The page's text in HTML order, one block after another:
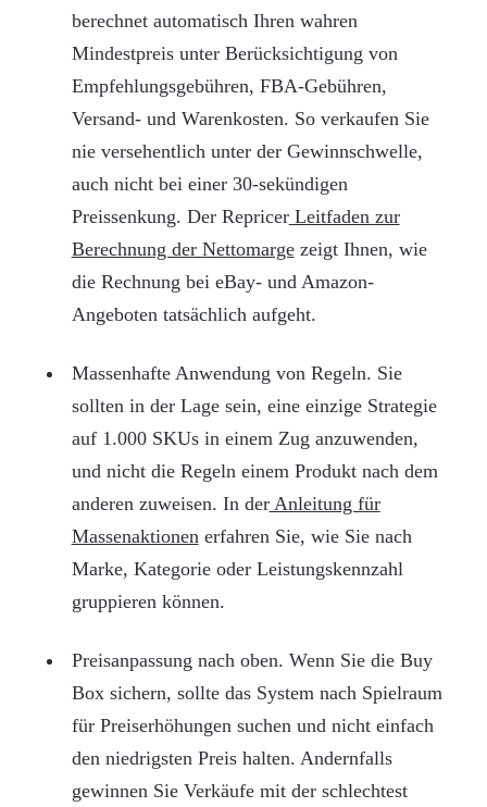
berechnet automatisch Ihren wahren
Mindestpreis unter Berücksichtigung von
Empfehlungsgebühren, FBA-Gebühren,
Versand- und Warenkosten. So verkaufen Sie
nie versehentlich unter der Gewinnschwelle,
auch nicht bei einer 30-sekündigen
Preissenkung. Der RepricerLeitfaden zur
Berechnung der Nettomargezeigt Ihnen, wie
die Rechnung bei eBay- und Amazon-
Angeboten tatsächlich aufgeht.
Massenhafte Anwendung von Regeln. Sie
sollten in der Lage sein, eine einzige Strategie
auf 1.000 SKUs in einem Zug anzuwenden,
und nicht die Regeln einem Produkt nach dem
anderen zuweisen. In derAnleitung für
Massenaktionen erfahren Sie, wie Sie nach
Marke, Kategorie oder Leistungskennzahl
gruppieren können.
Preisanpassung nach oben. Wenn Sie die Buy
Box sichern, sollte das System nach Spielraum
für Preiserhöhungen suchen und nicht einfach
den niedrigsten Preis halten. Andernfalls
gewinnen Sie Verkäufe mit der schlechtest